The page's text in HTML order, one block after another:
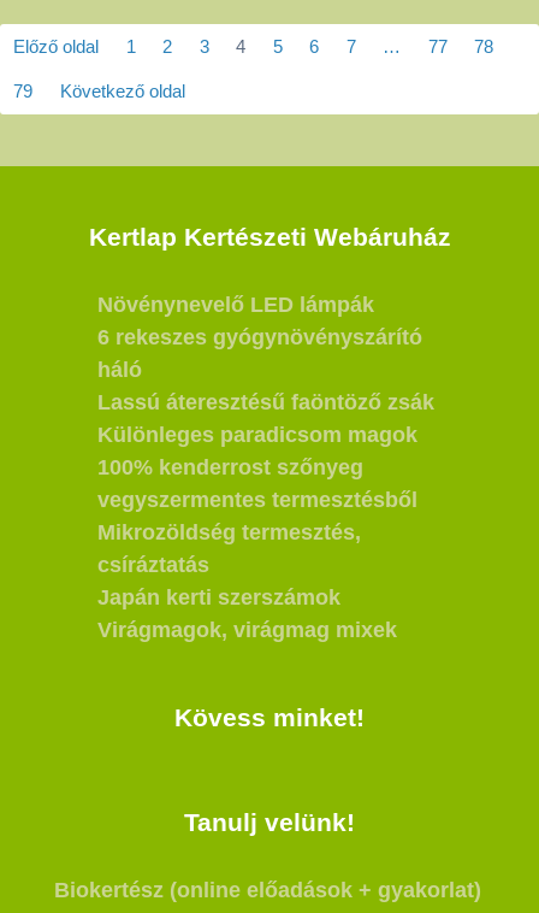
Előző oldal 1 2 3 4 5 6 7 … 77 78
79 Következő oldal
Kertlap Kertészeti Webáruház
Növénynevelő LED lámpák
6 rekeszes gyógynövényszárító
háló
Lassú áteresztésű faöntöző zsák
Különleges paradicsom magok
100% kenderrost szőnyeg
vegyszermentes termesztésből
Mikrozöldség termesztés,
csíráztatás
Japán kerti szerszámok
Virágmagok, virágmag mixek
Kövess minket!
Tanulj velünk!
Biokertész (online előadások + gyakorlat)